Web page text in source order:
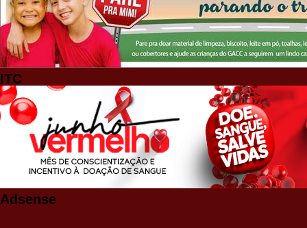
ITC
Adsense